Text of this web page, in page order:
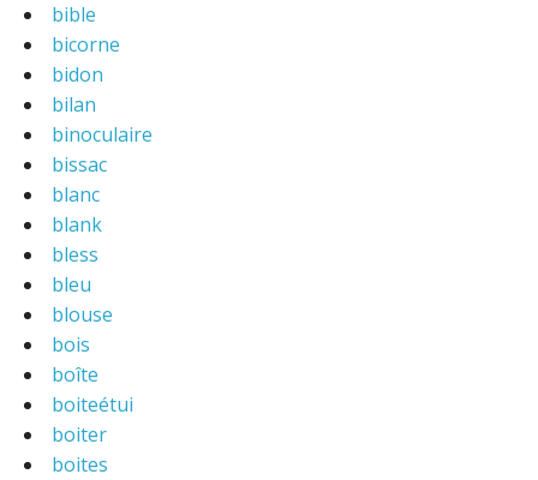
bible
bicorne
bidon
bilan
binoculaire
bissac
blanc
blank
bless
bleu
blouse
bois
boîte
boiteétui
boiter
boites